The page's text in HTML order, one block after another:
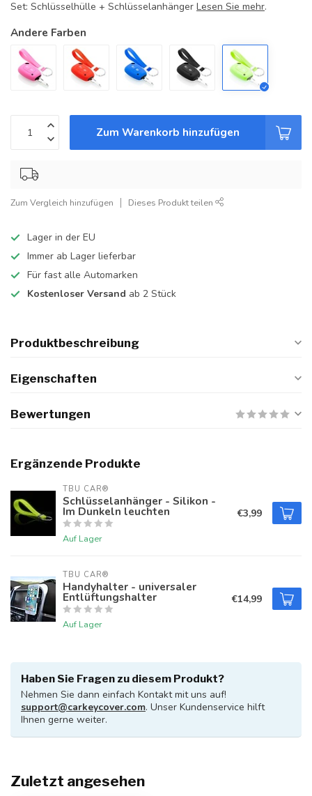
Set: Schlüsselhülle + Schlüsselanhänger Lesen Sie mehr.
Andere Farben
Zum Warenkorb hinzufügen
Zum Vergleich hinzufügen Dieses Produkt teilen
Lager in der EU
Immer ab Lager lieferbar
Für fast alle Automarken
Kostenloser Versand ab 2 Stück
Produktbeschreibung
Eigenschaften
Bewertungen
Ergänzende Produkte
TBU CAR®
Schlüsselanhänger - Silikon -
Im Dunkeln leuchten
Auf Lager
€3,99
TBU CAR®
Handyhalter - universaler
Entlüftungshalter
Auf Lager
€14,99
Haben Sie Fragen zu diesem Produkt?
Nehmen Sie dann einfach Kontakt mit uns auf!
support@carkeycover.com. Unser Kundenservice hilft
Ihnen gerne weiter.
Zuletzt angesehen